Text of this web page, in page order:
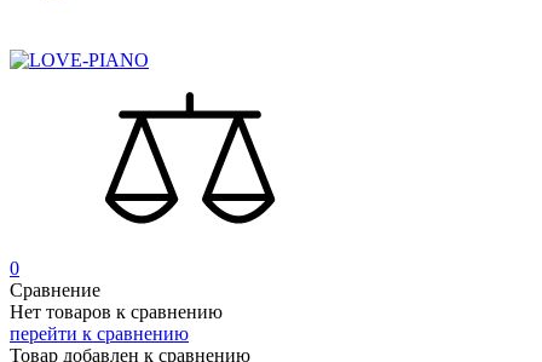
0
Сравнение
Нет товаров к сравнению
перейти к сравнению
Товар добавлен к сравнению